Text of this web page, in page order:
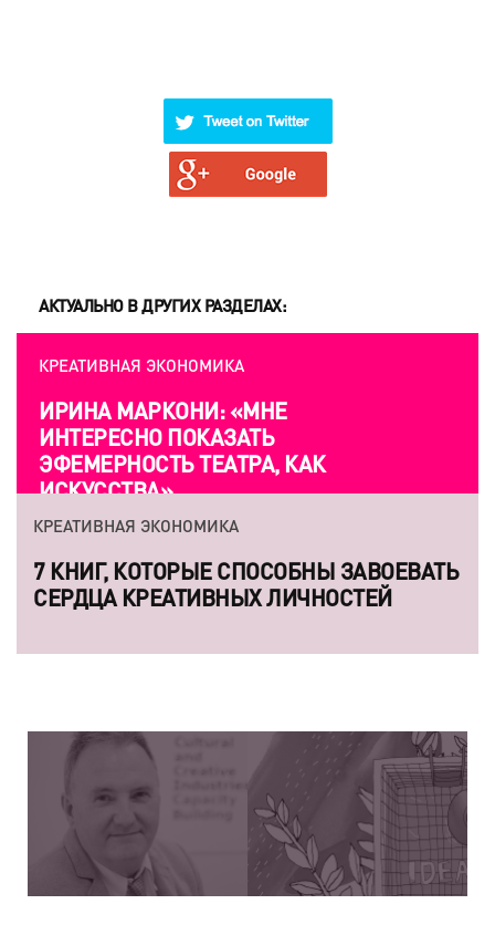
АКТУАЛЬНО В ДРУГИХ РАЗДЕЛАХ:
КРЕАТИВНАЯ ЭКОНОМИКА
ИРИНА МАРКОНИ: «МНЕ
ИНТЕРЕСНО ПОКАЗАТЬ
ЭФЕМЕРНОСТЬ ТЕАТРА, КАК
ИСКУССТВА»
КРЕАТИВНАЯ ЭКОНОМИКА
7 КНИГ, КОТОРЫЕ СПОСОБНЫ ЗАВОЕВАТЬ
СЕРДЦА КРЕАТИВНЫХ ЛИЧНОСТЕЙ